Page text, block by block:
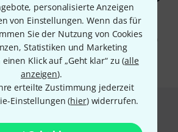
personalisierte Anzeigen
von Einstellungen. Wenn das für
Sie der Nutzung von Cookies
Statistiken und Marketing
Klick auf „Geht klar“ zu (alle
anzeigen).
erteilte Zustimmung jederzeit
Einstellungen (hier) widerrufen.
stimmen Sie dem Erhalt von E-Mail-
des E-Mail-Nutzungsverhaltens zu. Die
möglich. Weitere Informationen finden Sie in
Datenschutzhinweisen.
bezahlen